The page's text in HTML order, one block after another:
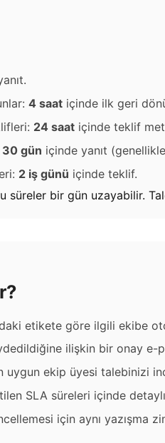
4 saatiçinde ilk geri
24 saatiçinde teklif
30 gün içinde yanıt
2 iş günü içinde teklif.
bir gün uzayabilir.
etikete göre ilgili ekibe
ilişkin bir onay e-
uygun ekip üyesi talebinizi
SLA süreleri içinde
için aynı yazışma